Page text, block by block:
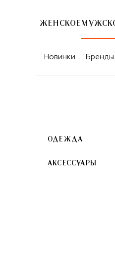
ЖЕНСКОЕ
СЕРЫЕ
Новинки Бренды
ОДЕЖДА
АКСЕССУАРЫ